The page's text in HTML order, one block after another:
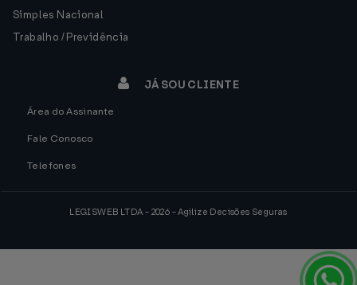
Simples Nacional
Trabalho / Previdência
JÁ SOU CLIENTE
Área do Assinante
Fale Conosco
Telefones
LEGISWEB LTDA - 2026 - Agilize Decisões Seguras